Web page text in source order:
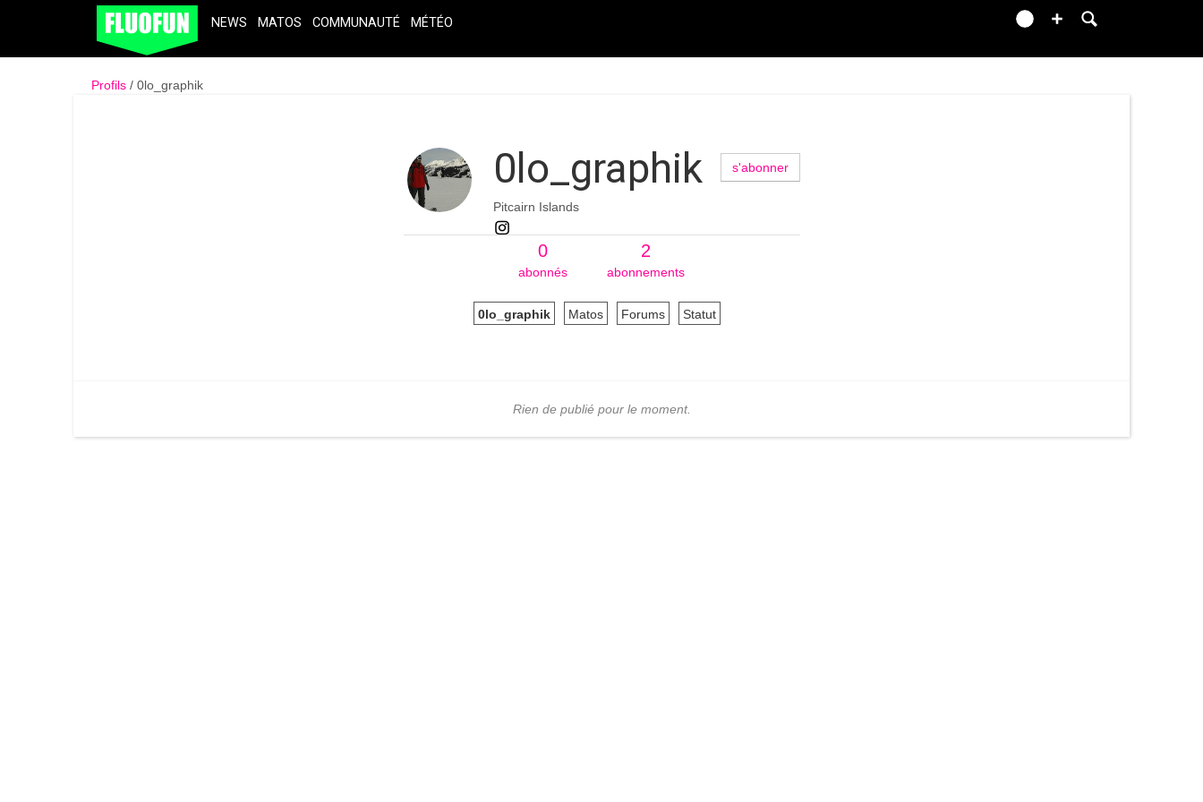
NEWS MATOS COMMUNAUTÉ MÉTÉO
Profils 0lo_graphik
0lo_graphik s'abonner
Pitcairn Islands
0
abonnés
2
abonnements
0lo_graphik Matos Forums Statut
Rien de publié pour le moment.